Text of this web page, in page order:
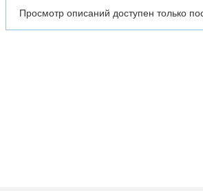
Просмотр описаний доступен только